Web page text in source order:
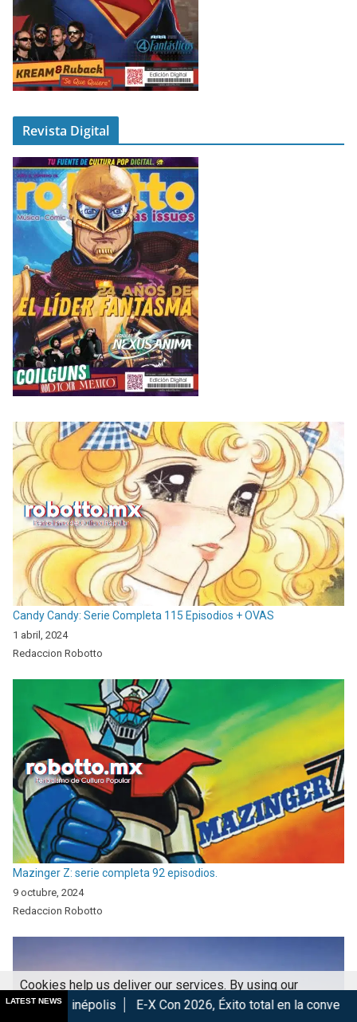
Revista Digital
Candy Candy: Serie Completa 115 Episodios + OVAS
1 abril, 2024
Redaccion Robotto
Mazinger Z: serie completa 92 episodios.
9 octubre, 2024
Redaccion Robotto
LATEST NEWSE-X Con 2026, Éxito total en la convención. Los
Cookies help us deliver our services. By using our
services, you agree to our use of cookies.
Got it